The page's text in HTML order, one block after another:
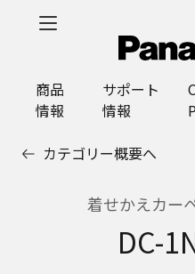
商品
情報
サポート
情報
カテゴリー概要へ
着せかえカー
DC-